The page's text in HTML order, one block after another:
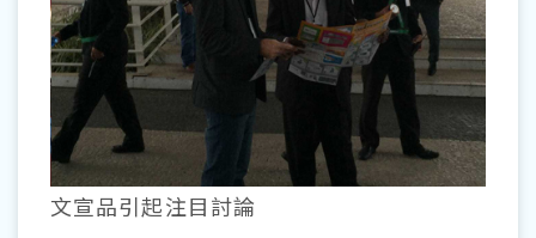
文宣品引起注目討論